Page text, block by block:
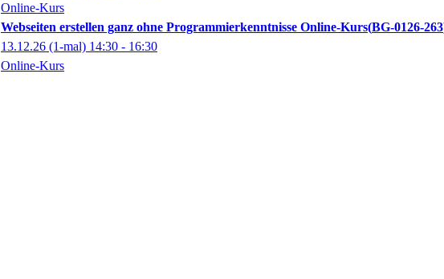
Online-Kurs
Webseiten erstellen ganz ohne Programmierkenntnisse Online-Kurs BG-0126-263
13.12.26 (1-mal) 14:30 - 16:30
Online-Kurs